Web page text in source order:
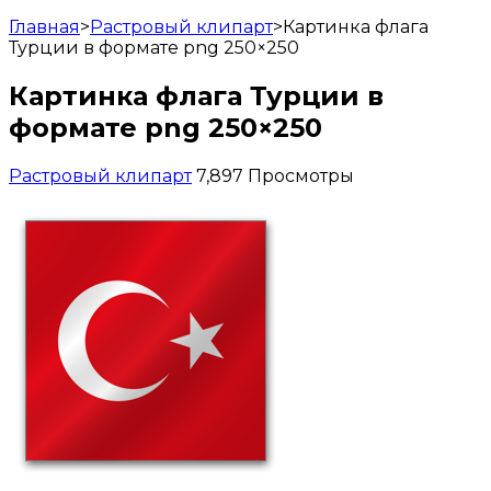
Главная>Растровый клипарт>Картинка флага
Турции в формате png 250×250
Картинка флага Турции в
формате png 250×250
Растровый клипарт 7,897 Просмотры